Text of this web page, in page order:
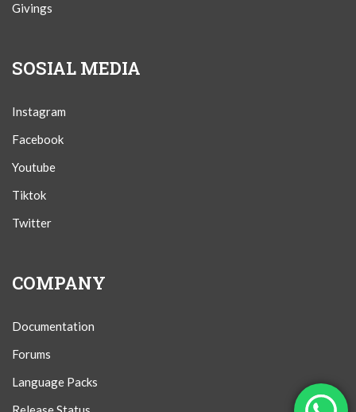
Givings
SOSIAL MEDIA
Instagram
Facebook
Youtube
Tiktok
Twitter
COMPANY
Documentation
Forums
Language Packs